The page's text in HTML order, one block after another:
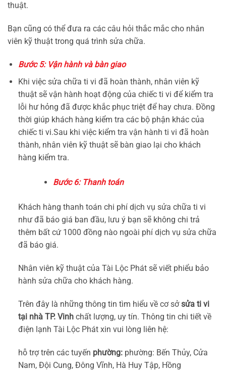
thuật.
Bạn cũng có thể đưa ra các câu hỏi thắc mắc cho nhân
viên kỹ thuật trong quá trình sửa chữa.
Bước 5: Vận hành và bàn giao
Khi việc sửa chữa ti vi đã hoàn thành, nhân viên kỹ
thuật sẽ vận hành hoạt động của chiếc ti vi để kiểm tra
lỗi hư hỏng đã được khắc phục triệt để hay chưa. Đồng
thời giúp khách hàng kiểm tra các bộ phận khác của
chiếc ti vi.Sau khi việc kiểm tra vận hành ti vi đã hoàn
thành, nhân viên kỹ thuật sẽ bàn giao lại cho khách
hàng kiểm tra.
Bước 6: Thanh toán
Khách hàng thanh toán chi phí dịch vụ sửa chữa ti vi
như đã báo giá ban đầu, lưu ý bạn sẽ không chi trả
thêm bất cứ 1000 đồng nào ngoài phí dịch vụ sửa chữa
đã báo giá.
Nhân viên kỹ thuật của Tài Lộc Phát sẽ viết phiểu bảo
hành sửa chữa cho khách hàng.
Trên đây là những thông tin tìm hiểu về cơ sởsửa ti vi
tại nhà TP. Vinhchất lượng, uy tín. Thông tin chi tiết về
điện lạnh Tài Lộc Phát xin vui lòng liên hệ:
hỗ trợ trên các tuyến phường: phường: Bến Thủy, Cửa
Nam, Đội Cung, Đông Vĩnh, Hà Huy Tập, Hồng